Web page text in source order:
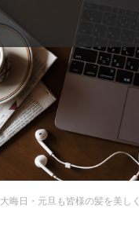
大晦日・元旦も皆様の髪を美しく